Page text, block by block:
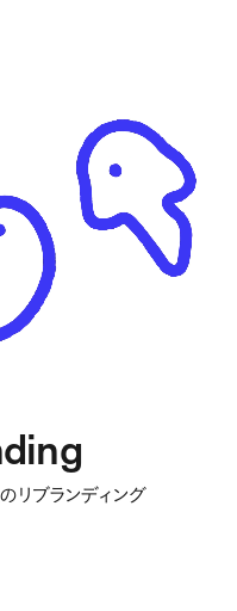
リブランディング